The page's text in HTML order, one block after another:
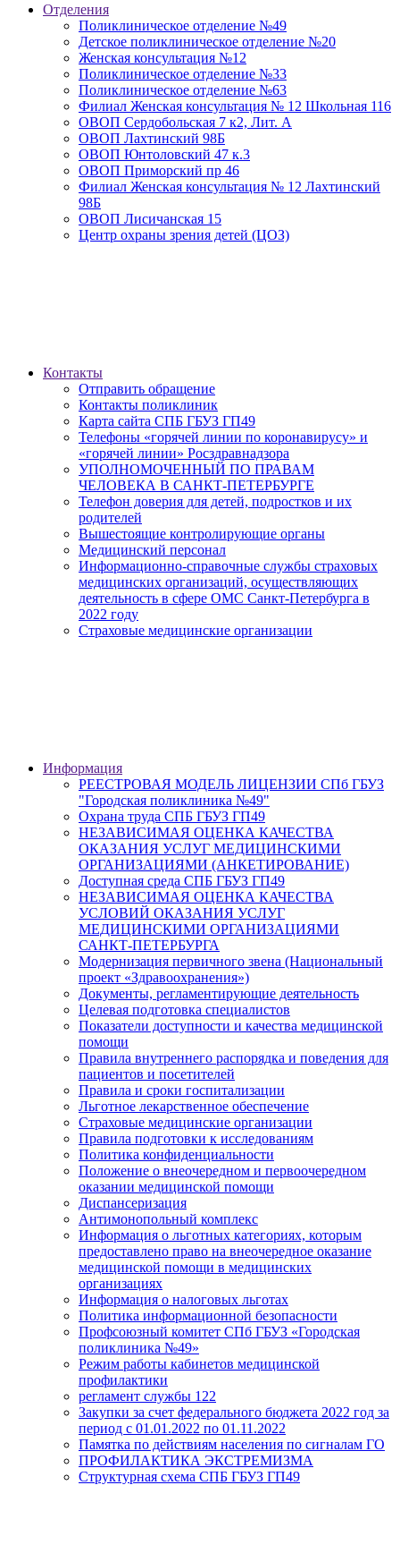
Отделения
Поликлиническое отделение №49
Детское поликлиническое отделение №20
Женская консультация №12
Поликлиническое отделение №33
Поликлиническое отделение №63
Филиал Женская консультация № 12 Школьная 116
ОВОП Сердобольская 7 к2, Лит. А
ОВОП Лахтинский 98Б
ОВОП Юнтоловский 47 к.3
ОВОП Приморский пр 46
Филиал Женская консультация № 12 Лахтинский
98Б
ОВОП Лисичанская 15
Центр охраны зрения детей (ЦОЗ)
Контакты
Отправить обращение
Контакты поликлиник
Карта сайта СПБ ГБУЗ ГП49
Телефоны «горячей линии по коронавирусу» и
«горячей линии» Росздравнадзора
УПОЛНОМОЧЕННЫЙ ПО ПРАВАМ
ЧЕЛОВЕКА В САНКТ-ПЕТЕРБУРГЕ
Телефон доверия для детей, подростков и их
родителей
Вышестоящие контролирующие органы
Медицинский персонал
Информационно-справочные службы страховых
медицинских организаций, осуществляющих
деятельность в сфере ОМС Санкт-Петербурга в
2022 году
Страховые медицинские организации
Информация
РЕЕСТРОВАЯ МОДЕЛЬ ЛИЦЕНЗИИ СПб ГБУЗ
"Городская поликлиника №49"
Охрана труда СПБ ГБУЗ ГП49
НЕЗАВИСИМАЯ ОЦЕНКА КАЧЕСТВА
ОКАЗАНИЯ УСЛУГ МЕДИЦИНСКИМИ
ОРГАНИЗАЦИЯМИ (АНКЕТИРОВАНИЕ)
Доступная среда СПБ ГБУЗ ГП49
НЕЗАВИСИМАЯ ОЦЕНКА КАЧЕСТВА
УСЛОВИЙ ОКАЗАНИЯ УСЛУГ
МЕДИЦИНСКИМИ ОРГАНИЗАЦИЯМИ
САНКТ-ПЕТЕРБУРГА
Модернизация первичного звена (Национальный
проект «Здравоохранения»)
Документы, регламентирующие деятельность
Целевая подготовка специалистов
Показатели доступности и качества медицинской
помощи
Правила внутреннего распорядка и поведения для
пациентов и посетителей
Правила и сроки госпитализации
Льготное лекарственное обеспечение
Страховые медицинские организации
Правила подготовки к исследованиям
Политика конфиденциальности
Положение о внеочередном и первоочередном
оказании медицинской помощи
Диспансеризация
Антимонопольный комплекс
Информация о льготных категориях, которым
предоставлено право на внеочередное оказание
медицинской помощи в медицинских
организациях
Информация о налоговых льготах
Политика информационной безопасности
Профсоюзный комитет СПб ГБУЗ «Городская
поликлиника №49»
Режим работы кабинетов медицинской
профилактики
регламент службы 122
Закупки за счет федерального бюджета 2022 год за
период с 01.01.2022 по 01.11.2022
Памятка по действиям населения по сигналам ГО
ПРОФИЛАКТИКА ЭКСТРЕМИЗМА
Структурная схема СПБ ГБУЗ ГП49